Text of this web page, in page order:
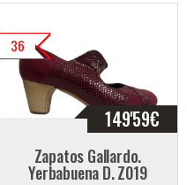
36
149'59€
Zapatos Gallardo.
Yerbabuena D. Z019